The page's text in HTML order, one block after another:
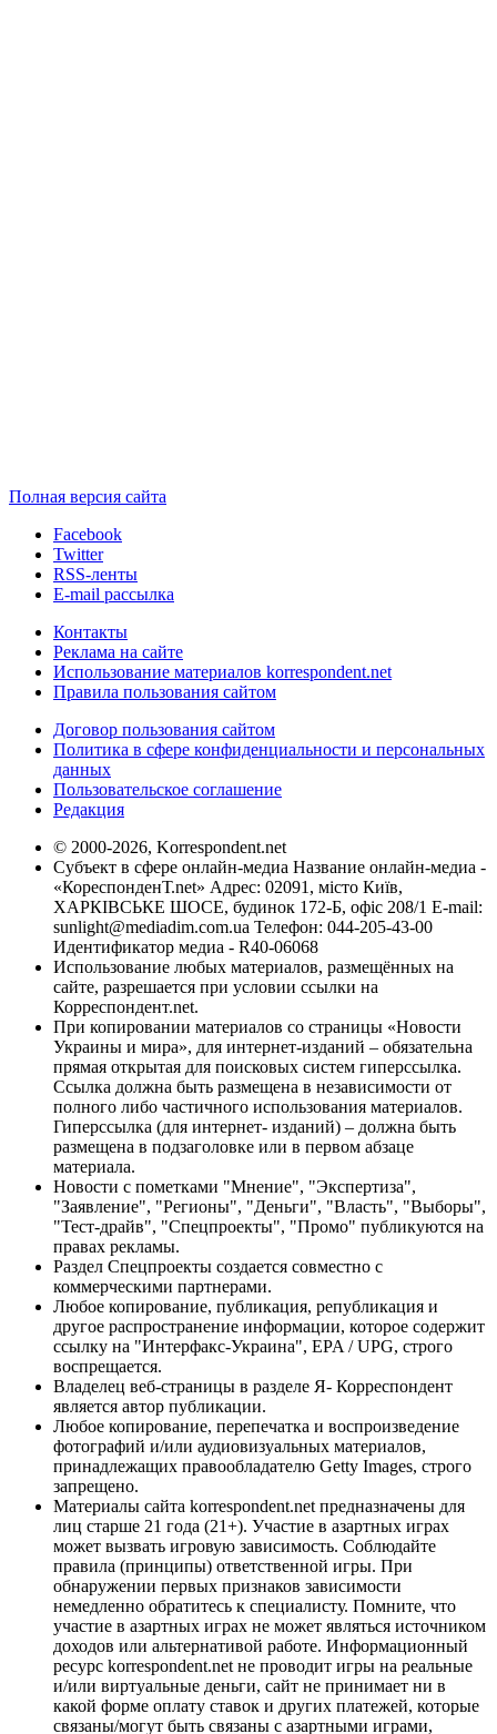
Полная версия сайта
Facebook
Twitter
RSS-ленты
E-mail рассылка
Контакты
Реклама на сайте
Использование материалов korrespondent.net
Правила пользования сайтом
Договор пользования сайтом
Политика в сфере конфиденциальности и персональных
данных
Пользовательское соглашение
Редакция
© 2000-2026, Korrespondent.net
Субъект в сфере онлайн-медиа Название онлайн-медиа -
«КореспонденТ.net» Адрес: 02091, місто Київ,
ХАРКІВСЬКЕ ШОСЕ, будинок 172-Б, офіс 208/1 E-mail:
sunlight@mediadim.com.ua Телефон: 044-205-43-00
Идентификатор медиа - R40-06068
Использование любых материалов, размещённых на
сайте, разрешается при условии ссылки на
Корреспондент.net.
При копировании материалов со страницы «Новости
Украины и мира», для интернет-изданий – обязательна
прямая открытая для поисковых систем гиперссылка.
Ссылка должна быть размещена в независимости от
полного либо частичного использования материалов.
Гиперссылка (для интернет- изданий) – должна быть
размещена в подзаголовке или в первом абзаце
материала.
Новости с пометками "Мнение", "Экспертиза",
"Заявление", "Регионы", "Деньги", "Власть", "Выборы",
"Тест-драйв", "Спецпроекты", "Промо" публикуются на
правах рекламы.
Раздел Спецпроекты создается совместно с
коммерческими партнерами.
Любое копирование, публикация, републикация и
другое распространение информации, которое содержит
ссылку на "Интерфакс-Украина", EPA / UPG, строго
воспрещается.
Владелец веб-страницы в разделе Я- Корреспондент
является автор публикации.
Любое копирование, перепечатка и воспроизведение
фотографий и/или аудиовизуальных материалов,
принадлежащих правообладателю Getty Images, строго
запрещено.
Материалы сайта korrespondent.net предназначены для
лиц старше 21 года (21+). Участие в азартных играх
может вызвать игровую зависимость. Соблюдайте
правила (принципы) ответственной игры. При
обнаружении первых признаков зависимости
немедленно обратитесь к специалисту. Помните, что
участие в азартных играх не может являться источником
доходов или альтернативой работе. Информационный
ресурс korrespondent.net не проводит игры на реальные
и/или виртуальные деньги, сайт не принимает ни в
какой форме оплату ставок и других платежей, которые
связаны/могут быть связаны с азартными играми,